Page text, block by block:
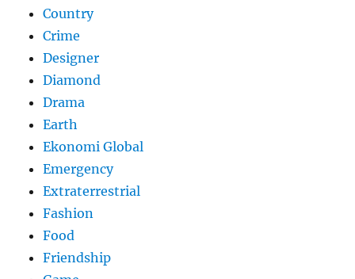
Country
Crime
Designer
Diamond
Drama
Earth
Ekonomi Global
Emergency
Extraterrestrial
Fashion
Food
Friendship